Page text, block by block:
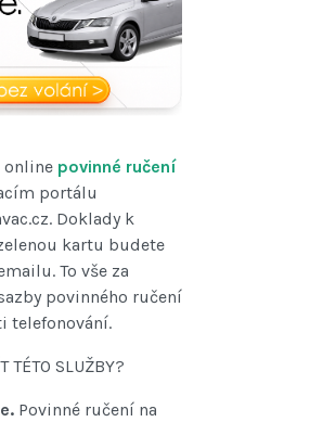
online povinné ručení
portálu
Doklady k
kartu budete
To vše za
povinného ručení
telefonování.
TÉTO SLUŽBY?
Povinné ručení na